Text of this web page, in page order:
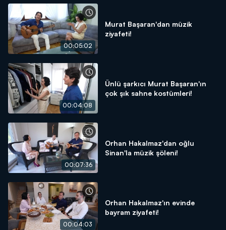
00:05:02
Murat Başaran'dan müzik
ziyafeti!
00:04:08
Ünlü şarkıcı Murat Başaran'ın
çok şık sahne kostümleri!
00:07:36
Orhan Hakalmaz'dan oğlu
Sinan'la müzik şöleni!
00:04:03
Orhan Hakalmaz'ın evinde
bayram ziyafeti!